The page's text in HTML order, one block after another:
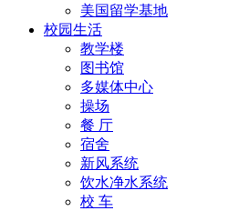
美国留学基地
校园生活
教学楼
图书馆
多媒体中心
操场
餐 厅
宿舍
新风系统
饮水净水系统
校 车